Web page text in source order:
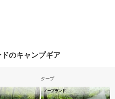
のキャンプギア
タープ
ノーブランド